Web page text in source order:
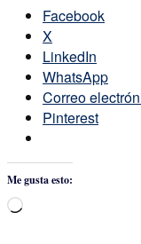
Facebook
X
LinkedIn
WhatsApp
Correo
Pinterest
Me gusta esto:
Cargando...